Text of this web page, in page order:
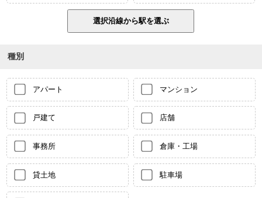
種別
アパート マンション
戸建て 店舗
事務所 倉庫・工場
貸土地 駐車場